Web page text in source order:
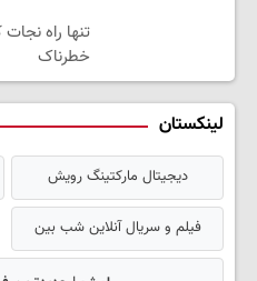
تنها راه
خطرناک
لینکستان
دیجیتال مارکتینگ رویش
فیلم و سریال آنلاین شب بین